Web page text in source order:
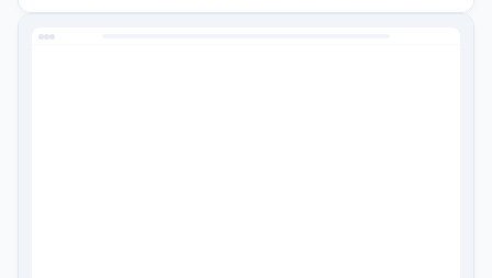
을 촉진하는 인격 기반 개발 플랫폼입니다.